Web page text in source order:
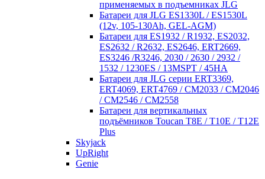
применяемых в подъемниках JLG
Батареи для JLG ES1330L / ES1530L
(12v, 105-130Ah, GEL-AGM)
Батареи для ES1932 / R1932, ES2032,
ES2632 / R2632, ES2646, ERT2669,
ES3246 /R3246, 2030 / 2630 / 2932 /
1532 / 1230ES / 13MSPT / 45HA
Батареи для JLG серии ERT3369,
ERT4069, ERT4769 / CM2033 / CM2046
/ CM2546 / CM2558
Батареи для вертикальных
подъёмников Toucan T8E / T10E / T12E
Plus
Skyjack
UpRight
Genie